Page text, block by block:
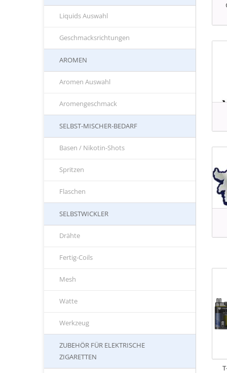
Liquids Auswahl
Geschmacksrichtungen
AROMEN
Aromen Auswahl
Aromengeschmack
SELBST-MISCHER-BEDARF
Basen / Nikotin-Shots
Spritzen
Flaschen
SELBSTWICKLER
Drähte
Fertig-Coils
Mesh
Watte
Werkzeug
ZUBEHÖR FÜR ELEKTRISCHE
ZIGARETTEN